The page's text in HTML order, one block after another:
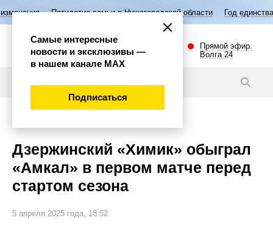
семьи в Нижегородской области Год единства народов
Прямой эфир.
Волга 24
Дзержинский «Химик» обыграл
«Амкал» в первом матче перед
стартом сезона
5 апреля 2025 года, 18:52
Самые интересные
новости и эксклюзивы —
в нашем канале МАХ
Подписаться